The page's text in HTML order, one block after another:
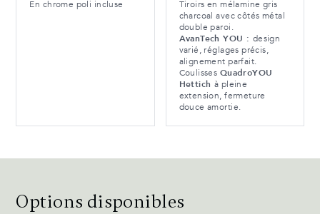
En chrome poli incluse
Tiroirs en mélamine gris
charcoal avec côtés métal
double paroi.
AvanTech YOU : design
varié, réglages précis,
alignement parfait.
Coulisses QuadroYOU
Hettich à pleine
extension, fermeture
douce amortie.
Options disponibles